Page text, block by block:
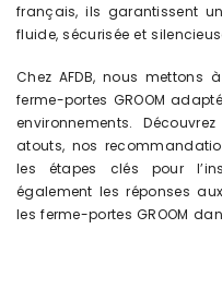
français, ils garantissent
fluide, sécurisée et
Chez AFDB, nous
ferme-portes GROOM
environnements.
atouts, nos
les étapes clés pour
également les réponses
les ferme-portes GROOM